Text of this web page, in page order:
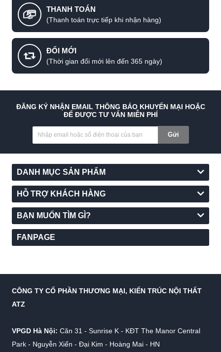
THANH TOÁN
(Thanh toán trực tiếp khi nhận hàng)
ĐỔI MỚI
(Thời gian đổi mới lên đến 365 ngày)
ĐĂNG KÝ NHẬN EMAIL THÔNG BÁO KHUYẾN MẠI HOẶC
ĐỂ ĐƯỢC TƯ VẤN MIỄN PHÍ
Gửi
DANH MỤC SẢN PHẨM
HỖ TRỢ KHÁCH HÀNG
BẠN MUỐN TÌM GÌ?
FANPAGE
CÔNG TY CỔ PHẦN THƯƠNG MẠI, KIẾN TRÚC NỘI THẤT
ATZ
VPGD Hà Nội: Căn 31 - Sunrise K - KĐT The Manor Central
Park - Nguyễn Xiển - Đại Kim - Hoàng Mai - HN